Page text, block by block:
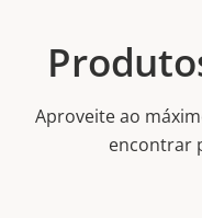
Aproveite ao
encontrar